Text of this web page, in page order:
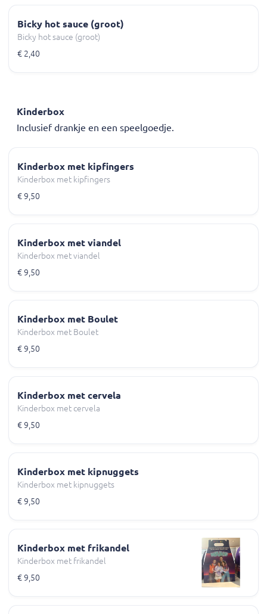
Bicky hot sauce (groot)
Bicky hot sauce (groot)
€ 2,40
Kinderbox
Inclusief drankje en een speelgoedje.
Kinderbox met kipfingers
Kinderbox met kipfingers
€ 9,50
Kinderbox met viandel
Kinderbox met viandel
€ 9,50
Kinderbox met Boulet
Kinderbox met Boulet
€ 9,50
Kinderbox met cervela
Kinderbox met cervela
€ 9,50
Kinderbox met kipnuggets
Kinderbox met kipnuggets
€ 9,50
Kinderbox met frikandel
Kinderbox met frikandel
€ 9,50